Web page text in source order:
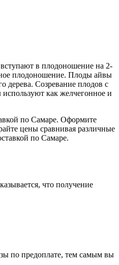
в плодоношение на 2-
плодоношение. Плоды айвы
дерева. Созревание плодов с
как желчегонное и
по Самаре. Оформите
цены сравнивая различные
по Самаре.
что получение
по предоплате, тем самым вы